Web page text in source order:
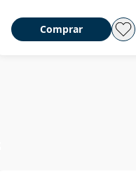
Comprar